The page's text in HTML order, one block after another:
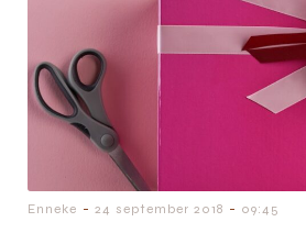
Enneke - 24 september 2018 - 09:45